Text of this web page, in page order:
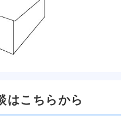
はこちらから